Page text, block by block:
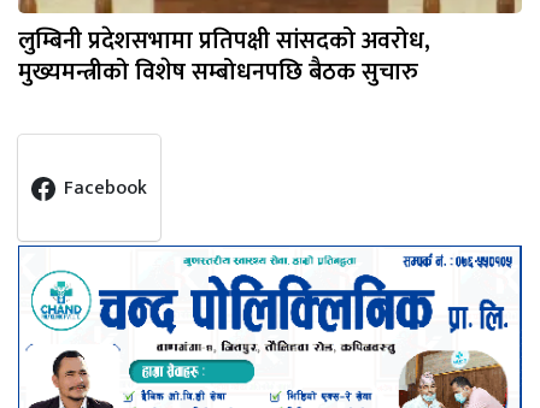
लुम्बिनी प्रदेशसभामा प्रतिपक्षी सांसदको अवरोध,
मुख्यमन्त्रीको विशेष सम्बोधनपछि बैठक सुचारु
Facebook